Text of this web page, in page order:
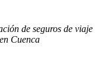
de seguros de viaje
Cuenca